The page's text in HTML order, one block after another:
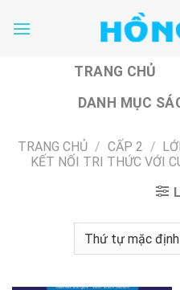
TRANG CHỦ
DANH MỤC
TRANG CHỦ / CẤP 2 /
KẾT NỐI TRI THỨC VỚI